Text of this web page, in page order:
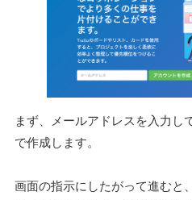
まず、メールアドレスを入力し
で作成します。
画面の指示にしたがって進むと